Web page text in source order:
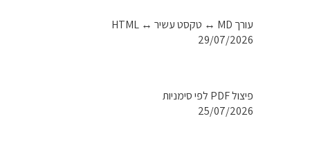
עורך MD ↔ טקסט עשיר ↔ HTML
29/07/2026
פיצול PDF לפי סימניות
25/07/2026